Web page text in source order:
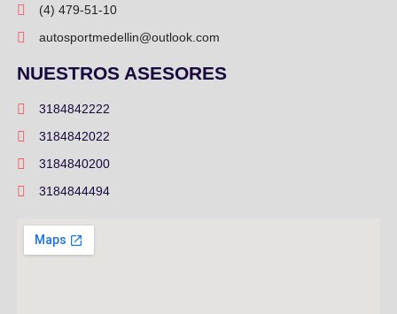
(4) 479-51-10
autosportmedellin@outlook.com
NUESTROS ASESORES
3184842222
3184842022
3184840200
3184844494